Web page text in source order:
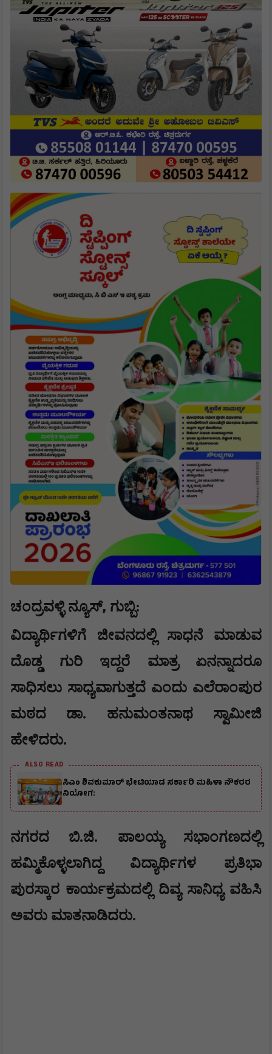
ಚಂದ್ರವಳ್ಳಿ ನ್ಯೂಸ್, ಗುಬ್ಬಿ:​
ವಿದ್ಯಾರ್ಥಿಗಳಿಗೆ ಜೀವನದಲ್ಲಿ ಸಾಧನೆ ಮಾಡುವ
ದೊಡ್ಡ ಗುರಿ ಇದ್ದರೆ ಮಾತ್ರ ಏನನ್ನಾದರೂ
ಸಾಧಿಸಲು ಸಾಧ್ಯವಾಗುತ್ತದೆ ಎಂದು ಎಲೆರಾಂಪುರ
ಮಠದ ಡಾ. ಹನುಮಂತನಾಥ ಸ್ವಾಮೀಜಿ
ಹೇಳಿದರು.
ALSO READ
ಸಿಎಂ ಶಿವಕುಮಾರ್‌ ಭೇಟಿಯಾದ ಸರ್ಕಾರಿ ಮಹಿಳಾ ನೌಕರರ
ನಿಯೋಗ:
​ನಗರದ ಬಿ.ಜಿ. ಪಾಲಯ್ಯ ಸಭಾಂಗಣದಲ್ಲಿ
ಹಮ್ಮಿಕೊಳ್ಳಲಾಗಿದ್ದ ವಿದ್ಯಾರ್ಥಿಗಳ ಪ್ರತಿಭಾ
ಪುರಸ್ಕಾರ ಕಾರ್ಯಕ್ರಮದಲ್ಲಿ ದಿವ್ಯ ಸಾನಿಧ್ಯ ವಹಿಸಿ
ಅವರು ಮಾತನಾಡಿದರು.